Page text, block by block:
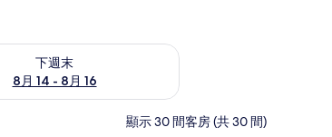
下週末
8月 14 - 8月 16
月 14 - 8月 16) 的供應情況
顯示 30 間客房 (共 30 間)